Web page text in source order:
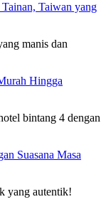
Taiwan yang
manis dan
Hingga
bintang 4 dengan
Suasana Masa
yang autentik!